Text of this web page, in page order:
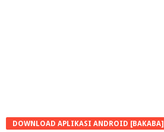
DOWNLOAD APLIKASI ANDROID [BAKABA]